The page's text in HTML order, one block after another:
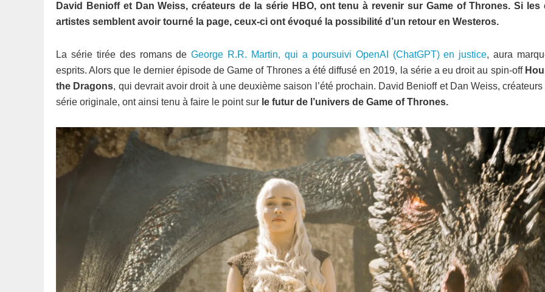
David Benioff et Dan Weiss, créateurs de la série HBO, ont tenu à revenir sur Game of Thrones. Si les
artistes semblent avoir tourné la page, ceux-ci ont évoqué la possibilité d’un retour en Westeros.
La série tirée des romans de George R.R. Martin, qui a poursuivi OpenAI (ChatGPT) en justice, aura
esprits. Alors que le dernier épisode de Game of Thrones a été diffusé en 2019, la série a eu droit au spin-off
the Dragons, qui devrait avoir droit à une deuxième saison l’été prochain. David Benioff et Dan Weiss,
série originale, ont ainsi tenu à faire le point sur le futur de l’univers de Game of Thrones.